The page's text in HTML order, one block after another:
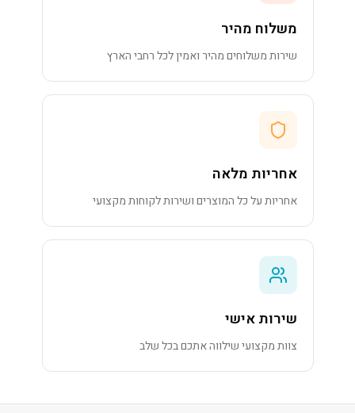
משלוח מהיר
שירות משלוחים מהיר ואמין לכל רחבי הארץ
אחריות מלאה
אחריות על כל המוצרים ושירות לקוחות מקצועי
שירות אישי
צוות מקצועי שילווה אתכם בכל שלב